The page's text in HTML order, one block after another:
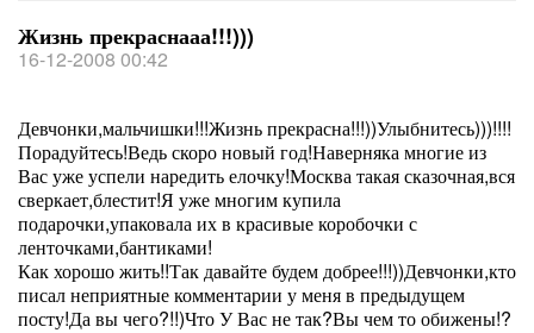
Жизнь прекраснааа!!!)))
16-12-2008 00:42
Девчонки,мальчишки!!!Жизнь прекрасна!!!))Улыбнитесь)))!!!!
Порадуйтесь!Ведь скоро новый год!Наверняка многие из
Вас уже успели наредить елочку!Москва такая сказочная,вся
сверкает,блестит!Я уже многим купила
подарочки,упаковала их в красивые коробочки с
ленточками,бантиками!
Как хорошо жить!!Так давайте будем добрее!!!))Девчонки,кто
писал неприятные комментарии у меня в предыдущем
посту!Да вы чего?!!)Что У Вас не так?Вы чем то обижены!?